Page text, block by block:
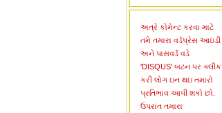
અત્રે કોમેન્ટ કરવા માટે
તમે તમારા વર્ડપ્રેસ આઇડી
અને પાસવર્ડ વડે
'DISQUS' બટન પર ક્લીક
કરી લોગ ઇન થઇ તમારો
પ્રતિભાવ આપી શકો છો.
ઉપરાંત તમારા